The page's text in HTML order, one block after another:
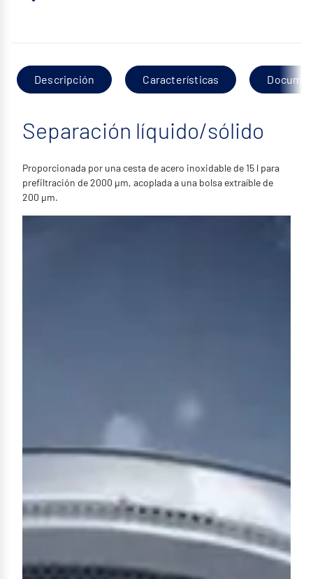
Descripción Características
Separación líquido/sólido
Proporcionada por una cesta de acero inoxidable de 15 l para
prefiltración de 2000 µm, acoplada a una bolsa extraíble de
200 µm.